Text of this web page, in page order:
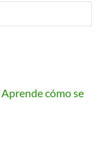
Aprende cómo se